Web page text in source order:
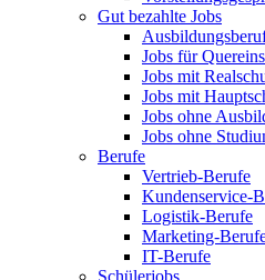
Gut bezahlte Jobs
Jobs für
Jobs mit
Jobs mit
Jobs ohne
Jobs ohne
Berufe
Vertrieb-Berufe
Kundenservice-
Logistik-Berufe
Marketing-
IT-Berufe
Schülerjobs